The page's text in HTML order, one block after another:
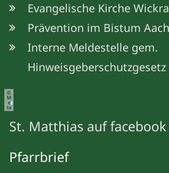
Evangelische Kirche
Prävention im Bistum
Interne Meldestelle gem.
Hinweisgeberschutzgesetz
©
M
e
ta
St. Matthias auf facebook
Pfarrbrief